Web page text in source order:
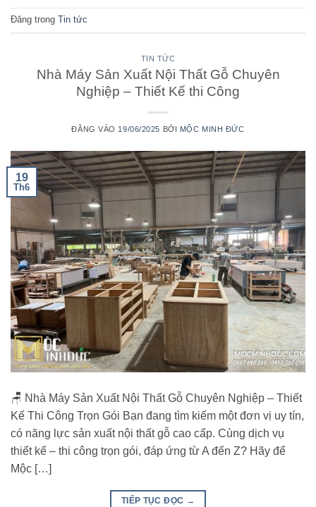
Đăng trong Tin tức
TIN TỨC
Nhà Máy Sản Xuất Nội Thất Gỗ Chuyên
Nghiệp – Thiết Kế thi Công
ĐĂNG VÀO 19/06/2025 BỞI MỘC MINH ĐỨC
19
Th6
🪑 Nhà Máy Sản Xuất Nội Thất Gỗ Chuyên Nghiệp – Thiết
Kế Thi Công Trọn Gói Bạn đang tìm kiếm một đơn vị uy tín,
có năng lực sản xuất nội thất gỗ cao cấp. Cùng dịch vụ
thiết kế – thi công trọn gói, đáp ứng từ A đến Z? Hãy để
Mộc […]
TIẾP TỤC ĐỌC →